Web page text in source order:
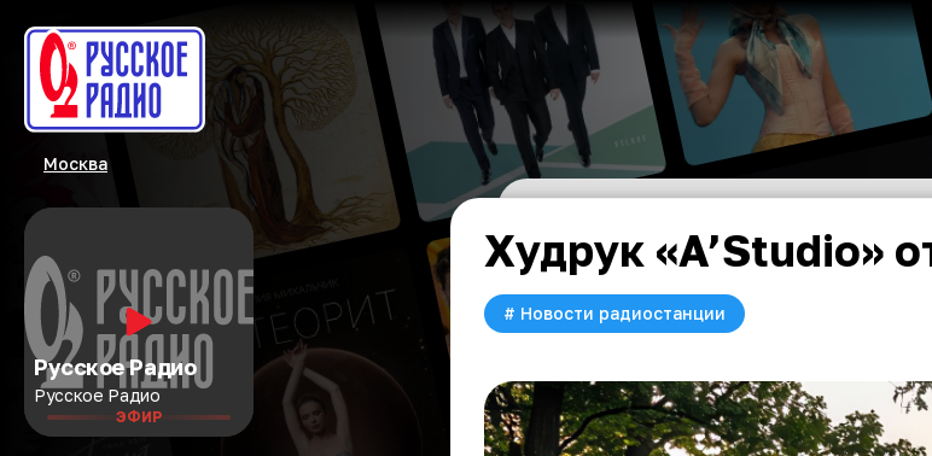
Москва
Русское Радио
Русское Радио
ЭФИР
Худрук «A’Studio»
# Новости радиостанции